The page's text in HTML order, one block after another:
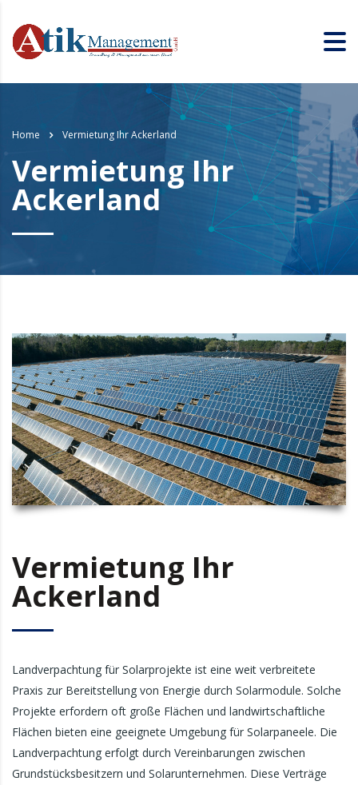
Home Vermietung Ihr Ackerland
Vermietung Ihr
Ackerland
Vermietung Ihr
Ackerland
Landverpachtung für Solarprojekte ist eine weit verbreitete
Praxis zur Bereitstellung von Energie durch Solarmodule. Solche
Projekte erfordern oft große Flächen und landwirtschaftliche
Flächen bieten eine geeignete Umgebung für Solarpaneele. Die
Landverpachtung erfolgt durch Vereinbarungen zwischen
Grundstücksbesitzern und Solarunternehmen. Diese Verträge